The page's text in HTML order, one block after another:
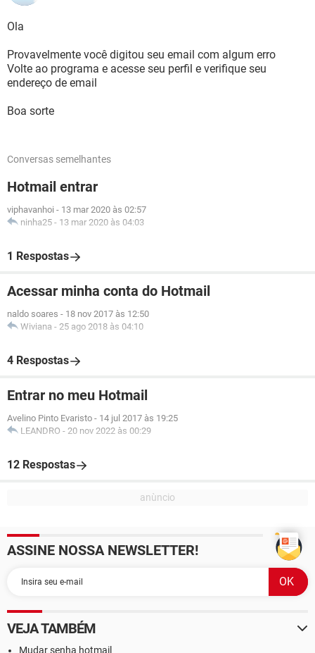
Ola
Provavelmente você digitou seu email com algum erro
Volte ao programa e acesse seu perfil e verifique seu
endereço de email
Boa sorte
Conversas semelhantes
Hotmail entrar
viphavanhoi - 13 mar 2020 às 02:57
ninha25 - 13 mar 2020 às 04:03
1 Respostas
Acessar minha conta do Hotmail
naldo soares - 18 nov 2017 às 12:50
Wiviana - 25 ago 2018 às 04:10
4 Respostas
Entrar no meu Hotmail
Avelino Pinto Evaristo - 14 jul 2017 às 19:25
LEANDRO - 20 nov 2022 às 00:29
12 Respostas
ASSINE NOSSA NEWSLETTER!
VEJA TAMBÉM
Mudar senha hotmail